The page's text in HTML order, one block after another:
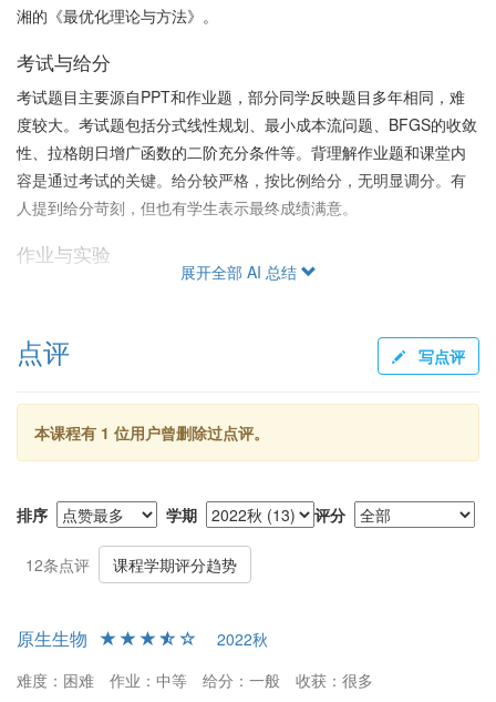
湘的《最优化理论与方法》。
考试与给分
考试题目主要源自PPT和作业题，部分同学反映题目多年相同，难
度较大。考试题包括分式线性规划、最小成本流问题、BFGS的收敛
性、拉格朗日增广函数的二阶充分条件等。背理解作业题和课堂内
容是通过考试的关键。给分较严格，按比例给分，无明显调分。有
人提到给分苛刻，但也有学生表示最终成绩满意。
作业与实验
生对算法和证明题的理解与计算能力。实验任务难度相对较低，通
过选择合适的项目可以顺利完成。作业和平时成绩占比较大，平时
功夫要下足。
总体建议
数据专业的同学。建议课后多自学，参考推荐教材。期末复习时重
最优化理论与方法，可补充学习崔雪婷老师的凸优化理论网课。总
展开全部 AI 总结
点评 写点评
本课程有 1 位用户曾删除过点评。
排序 学期 评分
12条点评 课程学期评分趋势
原生生物
2022秋
难度：困难
作业：中等 给分：一般
收获：很多